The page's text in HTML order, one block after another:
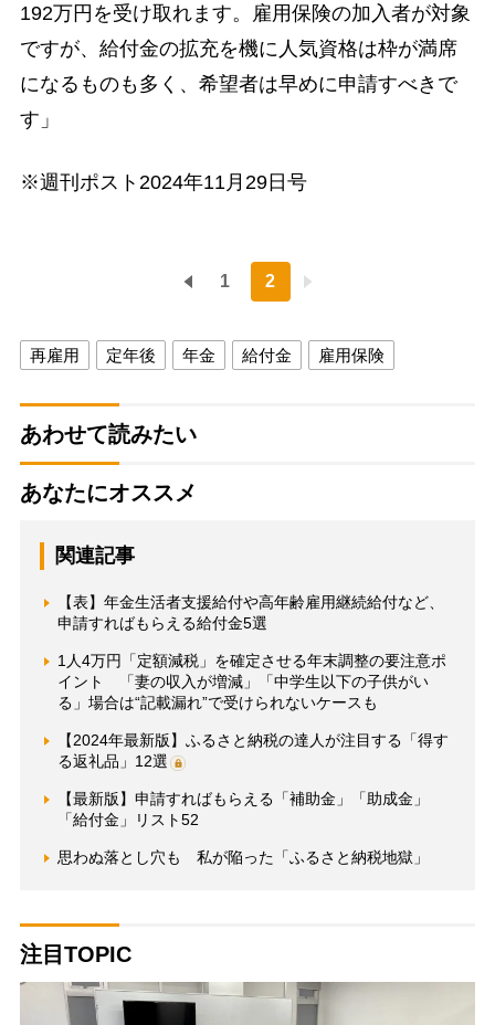
192万円を受け取れます。雇用保険の加入者が対象
ですが、給付金の拡充を機に人気資格は枠が満席
になるものも多く、希望者は早めに申請すべきで
す」
※週刊ポスト2024年11月29日号
1 2
再雇用 定年後 年金 給付金 雇用保険
あわせて読みたい
あなたにオススメ
関連記事
【表】年金生活者支援給付や高年齢雇用継続給付など、
申請すればもらえる給付金5選
1人4万円「定額減税」を確定させる年末調整の要注意ポ
イント 「妻の収入が増減」「中学生以下の子供がい
る」場合は“記載漏れ”で受けられないケースも
【2024年最新版】ふるさと納税の達人が注目する「得す
る返礼品」12選
【最新版】申請すればもらえる「補助金」「助成金」
「給付金」リスト52
思わぬ落とし穴も 私が陥った「ふるさと納税地獄」
注目TOPIC